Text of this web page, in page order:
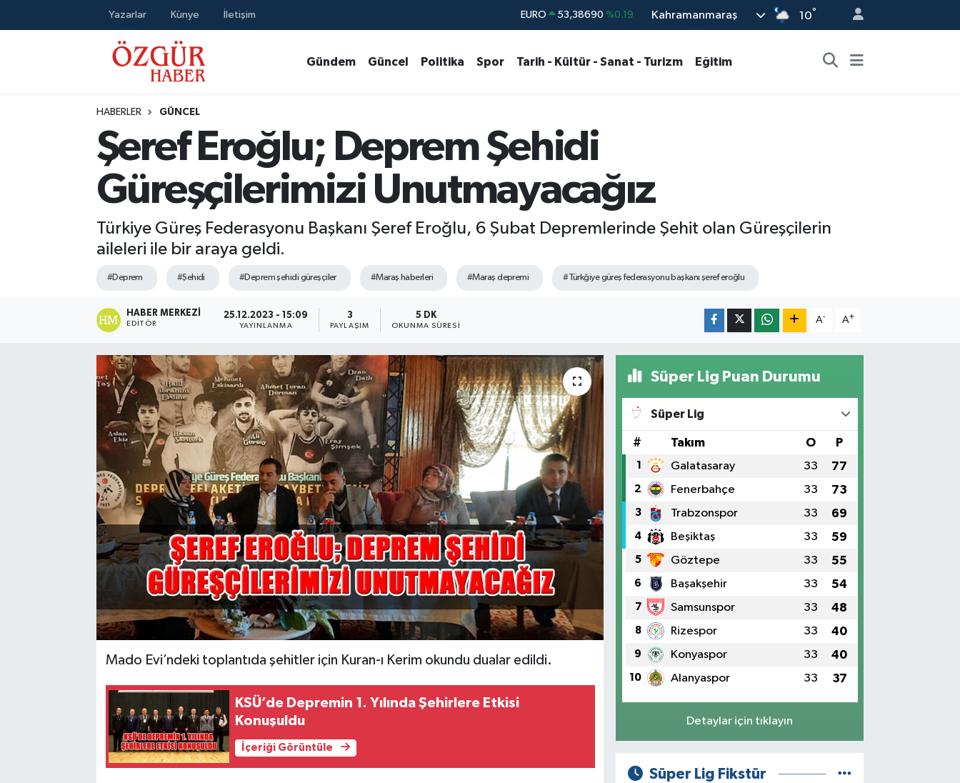
Yazarlar Künye İletişim STERLİN 61,60380 %0.18
BİST100 14.598,00 %0
EURO 53,38690
Kahramanmaraş 10°
Gündem Güncel Politika Spor Tarih - Kültür - Sanat - Turizm Eğitim
HABERLER GÜNCEL
Şeref Eroğlu; Deprem Şehidi
Güreşçilerimizi Unutmayacağız
Türkiye Güreş Federasyonu Başkanı Şeref Eroğlu, 6 Şubat Depremlerinde Şehit olan Güreşçilerin
aileleri ile bir araya geldi.
#Deprem #Şehidi #Deprem şehidi güreşçiler #Maraş haberleri #Maraş depremi #Türkğiye güreş federasyonu başkanı şeref eroğlu
HABER MERKEZI
EDITÖR
25.12.2023 - 15:09
YAYINLANMA
3
PAYLAŞIM
5 DK
OKUNMA SÜRESI
A- A+
Mado Evi’ndeki toplantıda şehitler için Kuran-ı Kerim okundu dualar edildi.
KSÜ’de Depremin 1. Yılında Şehirlere Etkisi
Konuşuldu
İçeriği Görüntüle
Süper Lig Puan Durumu
Süper Lig
# Takım O P
1 Galatasaray 33 77
2 Fenerbahçe 33 73
3 Trabzonspor 33 69
4 Beşiktaş 33 59
5 Göztepe 33 55
6 Başakşehir 33 54
7 Samsunspor 33 48
8 Rizespor 33 40
9 Konyaspor 33 40
10 Alanyaspor 33 37
Detaylar için tıklayın
Süper Lig Fikstür
MODA - GÜZELLİK
Tarih - Kültür - Sanat - Turizm
Nöbetçi Eczaneler
Trafik Durumu
Süper Lig Puan Durumu ve Fikstür
Tüm Manşetler
Son Dakika Haberleri
Haber Arşivi